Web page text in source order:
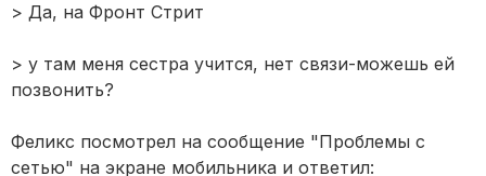
> Да, на Фронт Стрит
> у там меня сестра учится, нет связи-можешь ей
позвонить?
Феликс посмотрел на сообщение "Проблемы с
сетью" на экране мобильника и ответил: